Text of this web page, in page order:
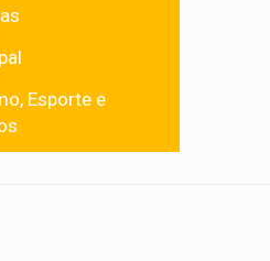
Esporte e